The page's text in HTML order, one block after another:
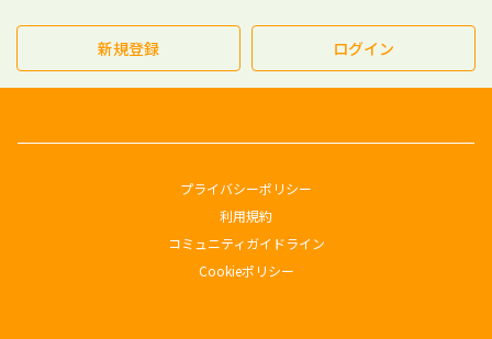
新規登録 ログイン
プライバシーポリシー
利用規約
コミュニティガイドライン
Cookieポリシー